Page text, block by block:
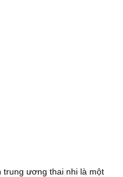
trung ương thai nhi là một